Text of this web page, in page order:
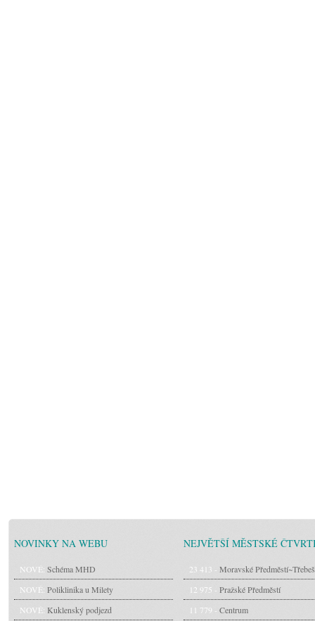
NOVINKY NA WEBU
NOVÉ: Schéma MHD
NOVÉ: Poliklinika u Milety
NOVÉ: Kuklenský podjezd
NEJVĚTŠÍ MĚSTSKÉ
23 413 - Moravské Předměstí~Třebeš
12 975 - Pražské Předměstí
11 779 - Centrum